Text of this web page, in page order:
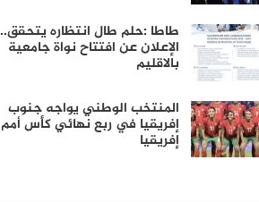
طاطا :حلم طال انتظاره يتحقق..
الإعلان عن افتتاح نواة جامعية
بالاقليم
المنتخب الوطني يواجه جنوب
إفريقيا في ربع نهائي كأس أمم
إفريقيا